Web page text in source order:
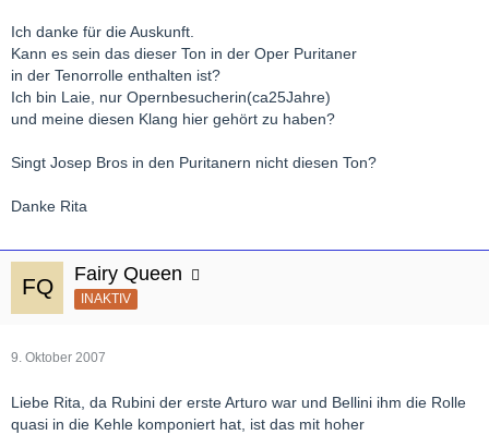
Ich danke für die Auskunft.
Kann es sein das dieser Ton in der Oper Puritaner
in der Tenorrolle enthalten ist?
Ich bin Laie, nur Opernbesucherin(ca25Jahre)
und meine diesen Klang hier gehört zu haben?
Singt Josep Bros in den Puritanern nicht diesen Ton?
Danke Rita
Fairy Queen
INAKTIV
9. Oktober 2007
Liebe Rita, da Rubini der erste Arturo war und Bellini ihm die Rolle
quasi in die Kehle komponiert hat, ist das mit hoher